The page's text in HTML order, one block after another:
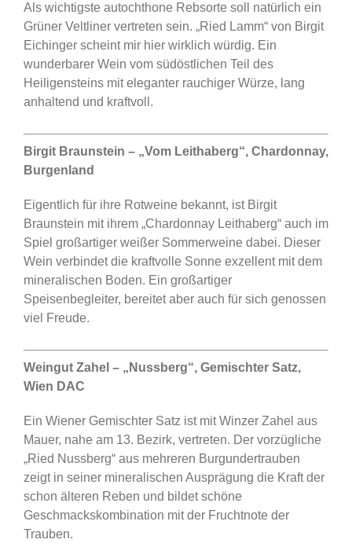
Als wichtigste autochthone Rebsorte soll natürlich ein
Grüner Veltliner vertreten sein. „Ried Lamm“ von Birgit
Eichinger scheint mir hier wirklich würdig. Ein
wunderbarer Wein vom südöstlichen Teil des
Heiligensteins mit eleganter rauchiger Würze, lang
anhaltend und kraftvoll.
Birgit Braunstein – „Vom Leithaberg“, Chardonnay,
Burgenland
Eigentlich für ihre Rotweine bekannt, ist Birgit
Braunstein mit ihrem „Chardonnay Leithaberg“ auch im
Spiel großartiger weißer Sommerweine dabei. Dieser
Wein verbindet die kraftvolle Sonne exzellent mit dem
mineralischen Boden. Ein großartiger
Speisenbegleiter, bereitet aber auch für sich genossen
viel Freude.
Weingut Zahel – „Nussberg“, Gemischter Satz,
Wien DAC
Ein Wiener Gemischter Satz ist mit Winzer Zahel aus
Mauer, nahe am 13. Bezirk, vertreten. Der vorzügliche
„Ried Nussberg“ aus mehreren Burgundertrauben
zeigt in seiner mineralischen Ausprägung die Kraft der
schon älteren Reben und bildet schöne
Geschmackskombination mit der Fruchtnote der
Trauben.